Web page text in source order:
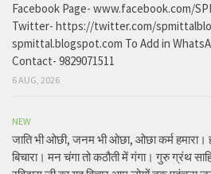
Facebook Page- www.facebook.com/
Twitter- https://twitter.com/
spmittal.blogspot.com To Add in
Contact- 9829071511
6 AUG, 2026
NEW
जाति भी ओछी, जनम भी ओछा, ओछा कर्म हमारा।
बिचारा। मन चंगा तो कठौती में गंगा। गुरु ग्रंथ